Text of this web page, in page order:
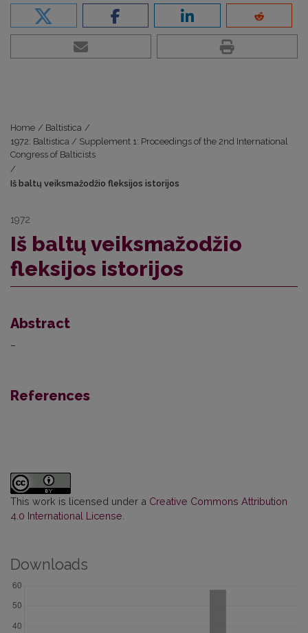
Home / Baltistica /
1972: Baltistica / Supplement 1: Proceedings of the 2nd International
Congress of Balticists
/
Iš baltų veiksmažodžio fleksijos istorijos
1972
Iš baltų veiksmažodžio
fleksijos istorijos
Abstract
–
References
This work is licensed under a Creative Commons Attribution
4.0 International License
Downloads